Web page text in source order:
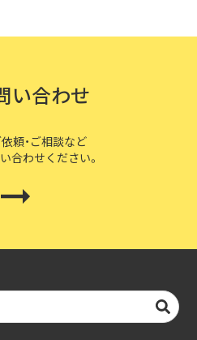
い合わせ
頼・ご相談など
合わせください。